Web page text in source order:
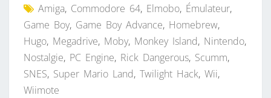
Amiga, Commodore 64, Elmobo, Émulateur,
Game Boy, Game Boy Advance, Homebrew,
Hugo, Megadrive, Moby, Monkey Island, Nintendo,
Nostalgie, PC Engine, Rick Dangerous, Scumm,
SNES, Super Mario Land, Twilight Hack, Wii,
Wiimote